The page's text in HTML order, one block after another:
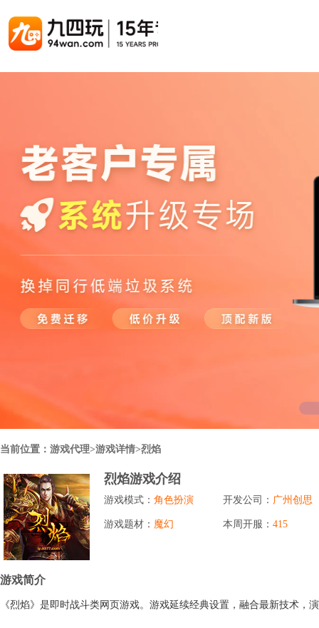
页游联运系统
H5游戏联运系统
游戏联运系统（海外版）
支持多国语言，多种国际支付
行业对比
PC官网
游戏APP
后台管理系统
游戏、玩家、资金一站管理
推广员系统
全新UI上线，引流新利器
上千款游戏，款款吸金
热门游戏、大厂游戏、高分成
千款热门游戏，精品热推
94智投
陪玩PC官网
陪玩APP
陪玩后台管理系统
一站式管理陪玩技师/订单/玩家数据...
游戏开播助手
当前位置： 游戏代理>游戏详情>烈焰
烈焰游戏介绍
游戏模式： 角色扮演 开发公司： 广州创思
游戏题材： 魔幻 本周开服： 415
游戏简介
《烈焰》是即时战斗类网页游戏。游戏延续经典设置，融合最新技术